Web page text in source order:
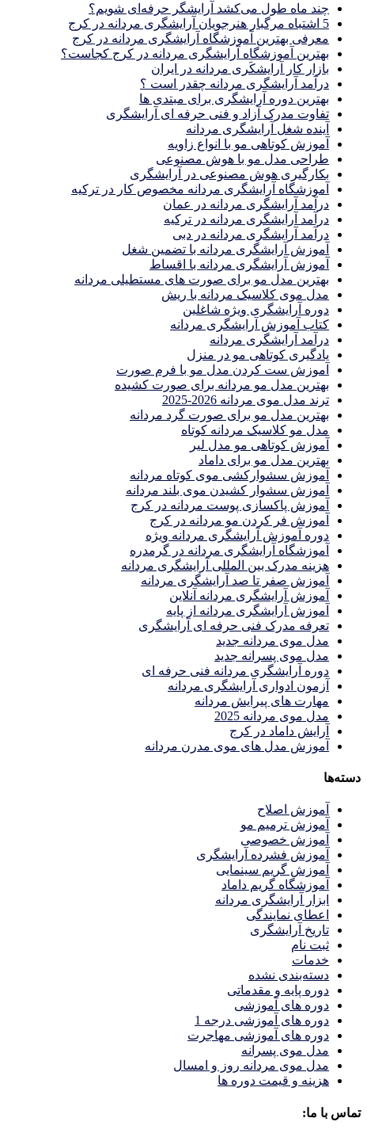
چند ماه طول می‌کشد آرایشگر حرفه‌ای شویم؟
5 اشتباه مرگبار هنرجویان آرایشگری مردانه در کرج
معرفی بهترین آموزشگاه آرایشگری مردانه در کرج
بهترین آموزشگاه آرایشگری مردانه در کرج کجاست؟
بازار كار آرايشكَرى مردانه در ايران
درآمد آرایشگری مردانه چقدر است ؟
بهترین دوره آرایشگری برای مبتدی ها
تفاوت مدرک آزاد و فنی حرفه ای آرایشگری
آینده شغل آرایشگری مردانه
آموزش کوتاهی مو با انواع زاویه
طراحی مدل مو با هوش مصنوعی
بکارگیری هوش مصنوعی در آرایشگری
آموزشگاه آرایشگری مردانه مخصوص کار در ترکیه
درآمد آرایشگری مردانه در عمان
درآمد آرایشگری مردانه در ترکیه
درآمد آرایشگری مردانه در دبی
آموزش آرایشگری مردانه با تضمین شغل
آموزش آرایشگری مردانه با اقساط
بهترین مدل مو برای صورت های مستطیلی مردانه
مدل موی کلاسیک مردانه با ریش
دوره آرایشگری ویژه شاغلین
کتاب آموزش آرایشگری مردانه
درآمد آرایشگری مردانه
یادگیری كوتاهى مو در منزل
آموزش ست كردن مدل مو با فرم صورت
بهترین مدل مو مردانه برای صورت کشیده
ترند مدل موی مردانه 2026-2025
بهترين مدل مو براى صورت گرد مردانه
مدل مو کلاسیک مردانه کوتاه
آموزش کوتاهی مو مدل لیر
بهترین مدل مو برای داماد
آموزش سشوارکشی موی کوتاه مردانه
آموزش سشوار کشیدن موی بلند مردانه
آموزش پاکسازی پوست مردانه در کرج
آموزش فر کردن مو مردانه در کرج
دوره آموزش آرایشگری مردانه ویژه
آموزشگاه آرایشگری مردانه در گرمدره
هزینه مدرک بین المللی آرایشگری مردانه
آموزش صفر تا صد آرایشگری مردانه
آموزش آرایشگری مردانه آنلاین
آموزش آرایشگری مردانه از پایه
تعرفه مدرک فنی حرفه ای آرایشگری
مدل موی مردانه جدید
مدل موی پسرانه جدید
دوره آرایشگری مردانه فنی حرفه ای
آزمون ادواری آرایشگری مردانه
مهارت های پیرایش مردانه
مدل موی مردانه 2025
آرایش داماد در کرج
آموزش مدل های موی مدرن مردانه
دسته‌ها
آموزش اصلاح
آموزش ترمیم مو
آموزش خصوصی
آموزش فشرده آرایشگری
آموزش گریم سینمایی
آموزشگاه گریم داماد
ابزار آرایشگری مردانه
اعطای نمایندگی
تاریخ آرایشگری
ثبت نام
خدمات
دسته‌بندی نشده
دوره پایه و مقدماتی
دوره های آموزشی
دوره های آموزشی درجه 1
دوره های آموزشی مهاجرت
مدل موی پسرانه
مدل موی مردانه روز و امسال
هزینه و قیمت دوره ها
تماس با ما: